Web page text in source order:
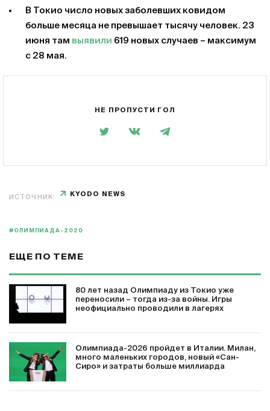
В Токио число новых заболевших ковидом
больше месяца не превышает тысячу человек. 23
июня там выявили 619 новых случаев – максимум
с 28 мая.
НЕ ПРОПУСТИ ГОЛ
ИСТОЧНИК: KYODO NEWS
#ОЛИМПИАДА-2020
ЕЩЕ ПО ТЕМЕ
80 лет назад Олимпиаду из Токио уже
переносили – тогда из-за войны. Игры
неофициально проводили в лагерях
Олимпиада-2026 пройдет в Италии. Милан,
много маленьких городов, новый «Сан-
Сиро» и затраты больше миллиарда